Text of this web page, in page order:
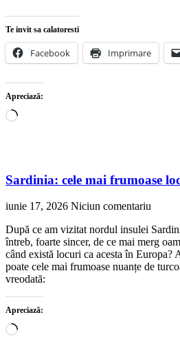
Te invit sa calatoresti
Facebook Imprimare
Apreciază:
Încarc...
Sardinia: cele mai frumoase
iunie 17, 2026 Niciun comentariu
După ce am vizitat nordul insulei
întreb, foarte sincer, de ce mai merg
când există locuri ca acesta în Europa?
poate cele mai frumoase nuanțe de
vreodată:
Apreciază:
Încarc...